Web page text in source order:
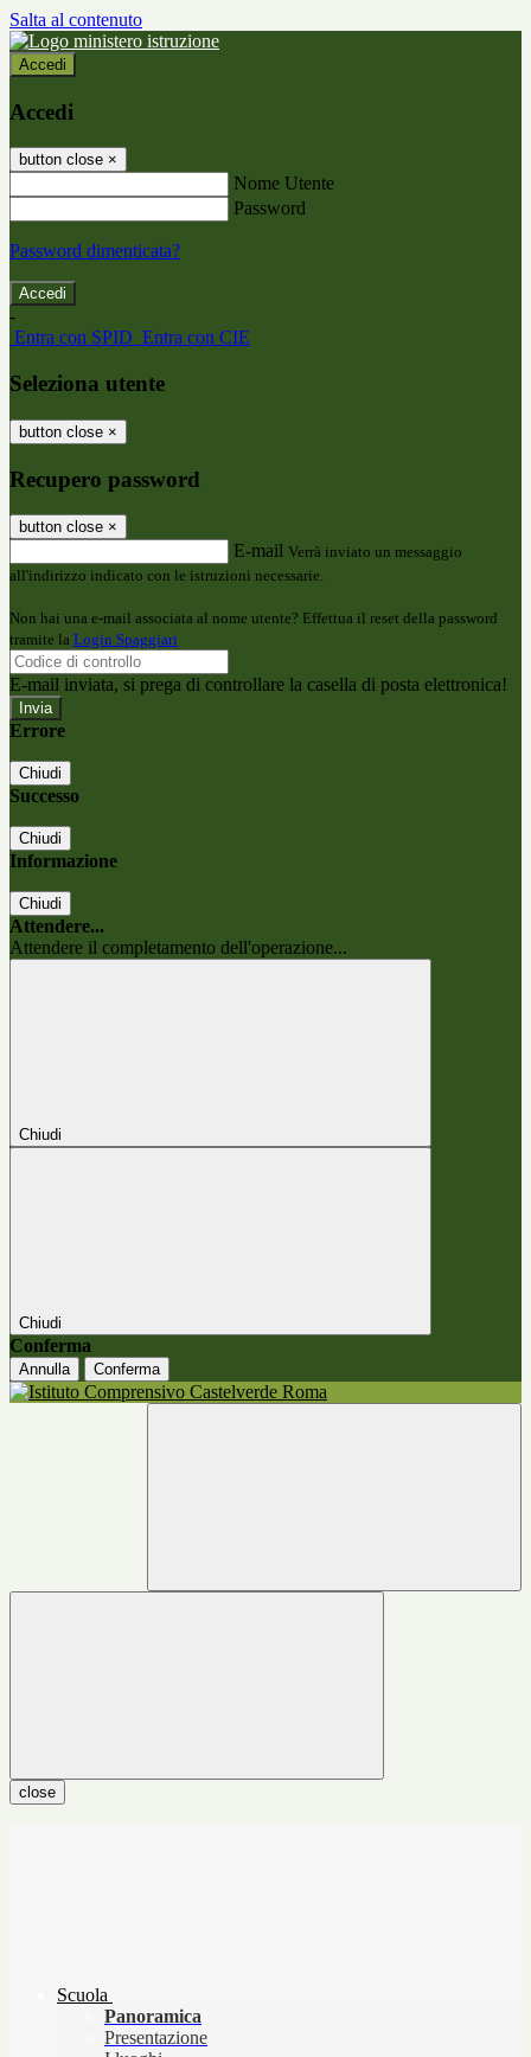
Salta al contenuto
Accedi
Accedi
button close ×
Nome Utente
Password
Password dimenticata?
-
Entra con SPID Entra con CIE
Seleziona utente
button close ×
Recupero password
button close ×
E-mail Verrà inviato un messaggio
all'indirizzo indicato con le istruzioni necessarie.
Non hai una e-mail associata al nome utente? Effettua il reset della password
tramite la Login Spaggiari
E-mail inviata, si prega di controllare la casella di posta elettronica!
Errore
Chiudi
Successo
Chiudi
Informazione
Chiudi
Attendere...
Attendere il completamento dell'operazione...
Chiudi
Chiudi
Conferma
Annulla Conferma
close
Scuola
Panoramica
Presentazione